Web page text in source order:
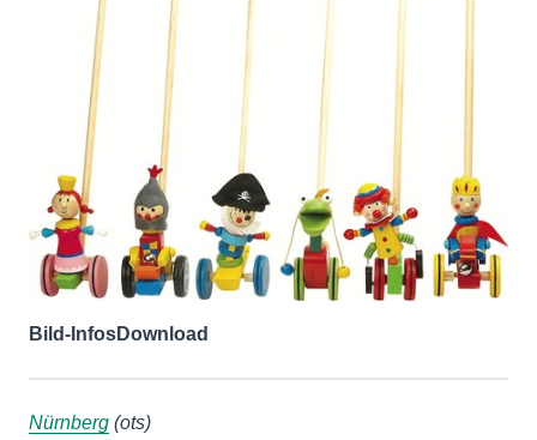
Bild-InfosDownload
Nürnberg (ots)